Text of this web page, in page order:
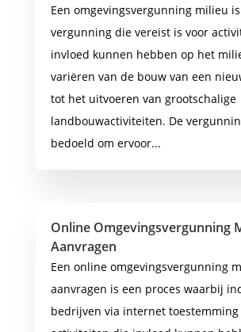
Een omgevingsvergunning milieu
vergunning die vereist is voor
invloed kunnen hebben op het
variëren van de bouw van een
tot het uitvoeren van grootschalige
landbouwactiviteiten. De
bedoeld om ervoor...
Online Omgevingsvergunning
Aanvragen
Een online omgevingsvergunning
aanvragen is een proces waarbij
bedrijven via internet toestemming